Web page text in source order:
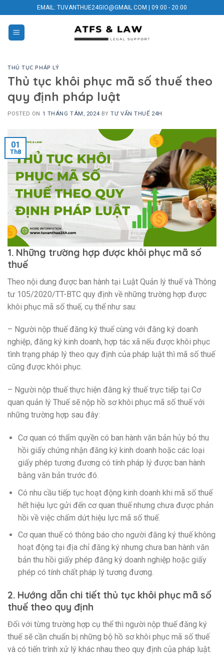
to
content
EMAIL: TUVANTHUE24GIO@GMAIL.COM | 09:00 - 20:00
THỦ TỤC PHÁP LÝ
Thủ tục khôi phục mã số thuế theo
quy định pháp luật
POSTED ON 1 THÁNG TÁM, 2024 BYTƯ VẤN THUẾ 24H
01
Th8
1. Những trường hợp được khôi phục mã số
thuế
Theo nội dung được ban hành tại Luật Quản lý thuế và Thông
tư 105/2020/TT-BTC quy định về những trường hợp được
khôi phục mã số thuế, cụ thể như sau:
– Người nộp thuế đăng ký thuế cùng với đăng ký doanh
nghiệp, đăng ký kinh doanh, hợp tác xã nếu được khôi phục
tình trạng pháp lý theo quy định của pháp luật thì mã số thuế
cũng được khôi phục.
– Người nộp thuế thực hiện đăng ký thuế trực tiếp tại Cơ
quan quản lý Thuế sẽ nộp hồ sơ khôi phục mã số thuế với
những trường hợp sau đây:
Cơ quan có thẩm quyền có ban hành văn bản hủy bỏ thu
hồi giấy chứng nhận đăng ký kinh doanh hoặc các loại
giấy phép tương đương có tính pháp lý được ban hành
bằng văn bản trước đó.
Có nhu cầu tiếp tục hoạt động kinh doanh khi mã số thuế
hết hiệu lực gửi đến cơ quan thuế nhưng chưa được phản
hồi về việc chấm dứt hiệu lực mã số thuế.
Cơ quan thuế có thông báo cho người đăng ký thuế không
hoạt động tại địa chỉ đăng ký nhưng chưa ban hành văn
bản thu hồi giấy phép đăng ký doanh nghiệp hoặc giấy
phép có tính chất pháp lý tương đương.
2. Hướng dẫn chi tiết thủ tục khôi phục mã số
thuế theo quy định
Đối với từng trường hợp cụ thể thì người nộp thuế đăng ký
thuế sẽ cần chuẩn bị những bộ hồ sơ khôi phục mã số thuế
và có tiến trình xử lý khác nhau theo quy định của pháp luật.